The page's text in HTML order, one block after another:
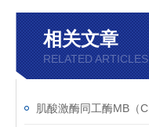
相关文章
RELATED ARTICLES